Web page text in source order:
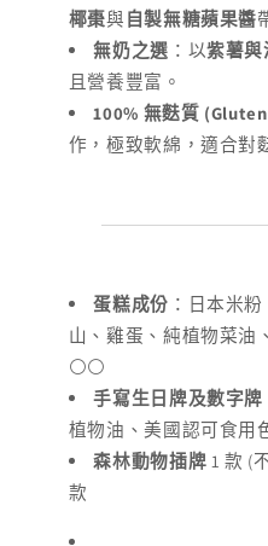
(SKU):椰棗與 自製無糖蘋果醬
無奶之選 ：以紫薯與
且營養豐富。
100% 無麩質
作，極致軟綿，適合對
蛋糕成份 ：日本米
山、雞蛋、純植物菜油
⚪️⚪️
手寫生日牌及數字牌
植物油、美國認可食用
森林動物插牌 1款 (
款